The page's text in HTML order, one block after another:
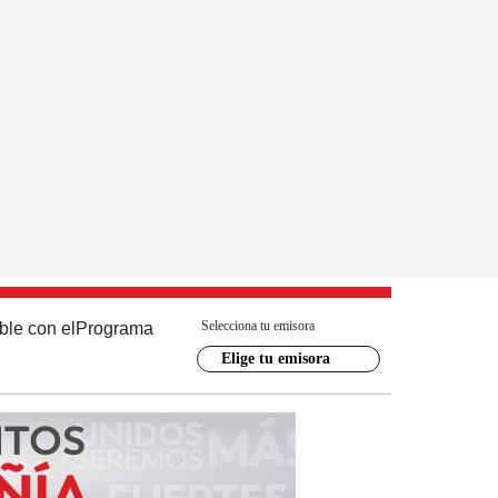
con el Programa Selecciona tu emisora
Elige tu emisora